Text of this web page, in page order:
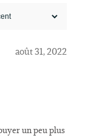
août 31, 2022
un peu plus